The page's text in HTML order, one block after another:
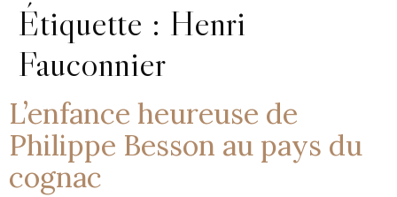
Étiquette : Henri
Fauconnier
L’enfance heureuse de
Philippe Besson au pays du
cognac